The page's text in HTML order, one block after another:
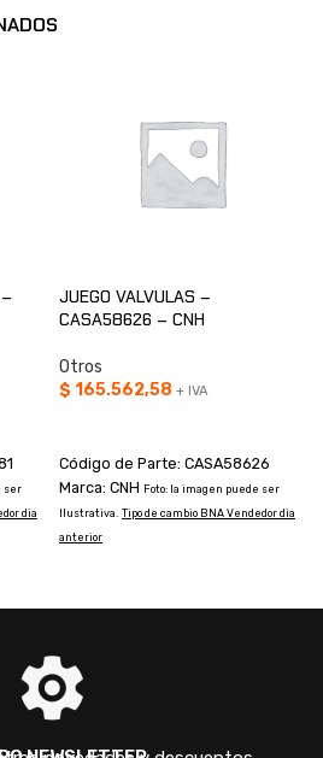
ser
dia
JUEGO VALVULAS –
CASA58626 – CNH
Otros
$ 165.562,58 + IVA
Código de Parte: CASA58626
Marca: CNH Foto: la imagen puede ser
Ilustrativa. Tipo de cambio BNA Vendedor dia
anterior